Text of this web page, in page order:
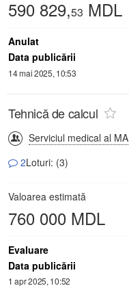
590 829,53 MDL
Anulat
Data publicării
14 mai 2025, 10:53
Tehnică de calcul
Serviciul medical al
2Loturi: (3)
Valoarea estimată
760 000 MDL
Evaluare
Data publicării
1 apr 2025, 10:52